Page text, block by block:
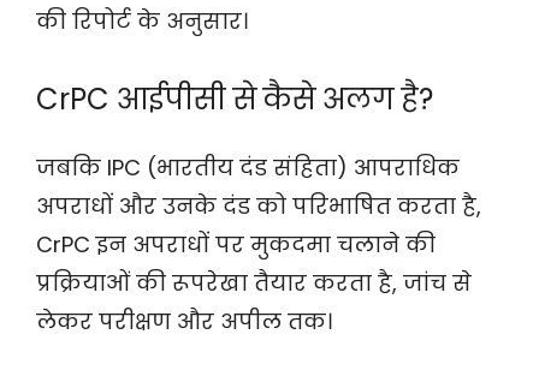
की रिपोर्ट के अनुसार।
CrPC आईपीसी से कैसे अलग है?
जबकि IPC (भारतीय दंड संहिता) आपराधिक
अपराधों और उनके दंड को परिभाषित करता है,
CrPC इन अपराधों पर मुकदमा चलाने की
प्रक्रियाओं की रूपरेखा तैयार करता है, जांच से
लेकर परीक्षण और अपील तक।